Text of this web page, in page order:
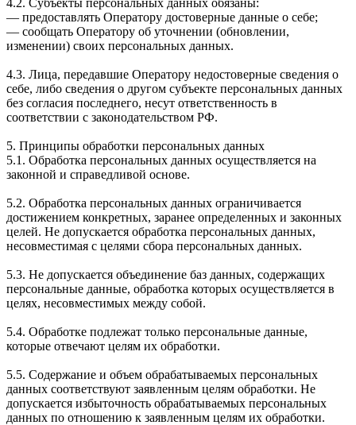
— предоставлять Оператору достоверные данные о себе;
— сообщать Оператору об уточнении (обновлении,
изменении) своих персональных данных.
4.3. Лица, передавшие Оператору недостоверные сведения о
себе, либо сведения о другом субъекте персональных данных
без согласия последнего, несут ответственность в
соответствии с законодательством РФ.
5. Принципы обработки персональных данных
5.1. Обработка персональных данных осуществляется на
законной и справедливой основе.
5.2. Обработка персональных данных ограничивается
достижением конкретных, заранее определенных и законных
целей. Не допускается обработка персональных данных,
несовместимая с целями сбора персональных данных.
5.3. Не допускается объединение баз данных, содержащих
персональные данные, обработка которых осуществляется в
целях, несовместимых между собой.
5.4. Обработке подлежат только персональные данные,
которые отвечают целям их обработки.
5.5. Содержание и объем обрабатываемых персональных
данных соответствуют заявленным целям обработки. Не
допускается избыточность обрабатываемых персональных
данных по отношению к заявленным целям их обработки.